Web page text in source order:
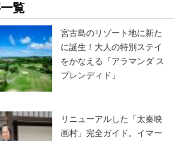
覧
宮古島のリゾート地に新た
に誕生！大人の特別ステイ
をかなえる「アラマンダ ス
プレンディド」
リニューアルした「太秦映
画村」完全ガイド。イマー